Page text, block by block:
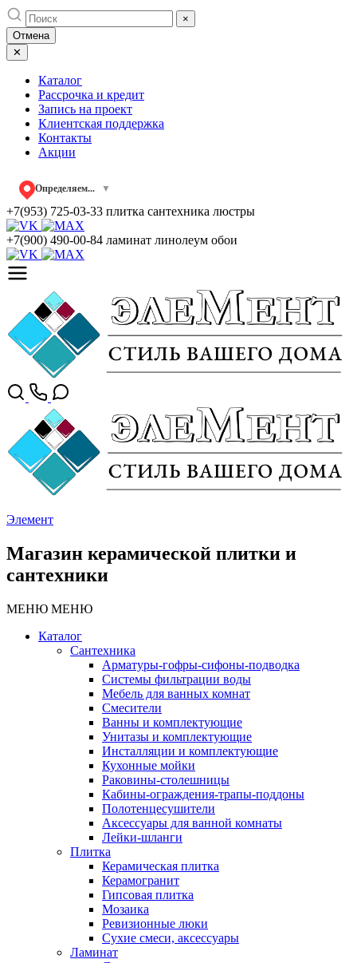
Skip
to
content
×
Отмена
✕
Каталог
Рассрочка и кредит
Запись на проект
Клиентская поддержка
Контакты
Акции
Определяем... ▼
+7(953) 725-03-33 плитка сантехника люстры
+7(900) 490-00-84 ламинат линолеум обои
Элемент
Магазин керамической плитки и
сантехники
МЕНЮ МЕНЮ
Каталог
Сантехника
Арматуры-гофры-сифоны-подводка
Системы фильтрации воды
Мебель для ванных комнат
Смесители
Ванны и комплектующие
Унитазы и комплектующие
Инсталляции и комплектующие
Кухонные мойки
Раковины-столешницы
Кабины-ограждения-трапы-поддоны
Полотенцесушители
Аксессуары для ванной комнаты
Лейки-шланги
Плитка
Керамическая плитка
Керамогранит
Гипсовая плитка
Мозаика
Ревизионные люки
Сухие смеси, аксессуары
Ламинат